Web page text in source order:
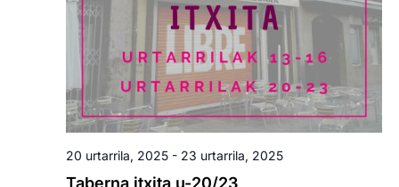
20 urtarrila, 2025- 23 urtarrila, 2025